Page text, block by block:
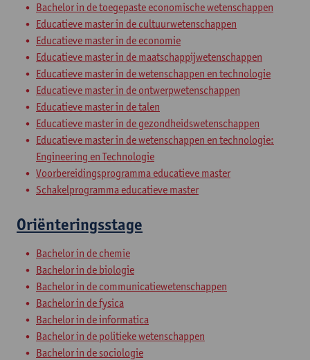
Bachelor in de toegepaste economische wetenschappen
Educatieve master in de cultuurwetenschappen
Educatieve master in de economie
Educatieve master in de maatschappijwetenschappen
Educatieve master in de wetenschappen en technologie
Educatieve master in de ontwerpwetenschappen
Educatieve master in de talen
Educatieve master in de gezondheidswetenschappen
Educatieve master in de wetenschappen en technologie:
Engineering en Technologie
Voorbereidingsprogramma educatieve master
Schakelprogramma educatieve master
Oriënteringsstage
Bachelor in de chemie
Bachelor in de biologie
Bachelor in de communicatiewetenschappen
Bachelor in de fysica
Bachelor in de informatica
Bachelor in de politieke wetenschappen
Bachelor in de sociologie